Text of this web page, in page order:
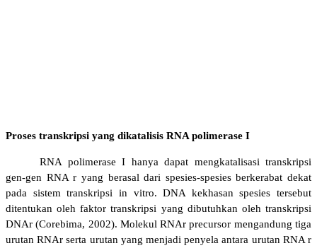
Proses transkripsi yang dikatalisis RNA polimerase I
RNA polimerase I hanya dapat mengkatalisasi transkripsi
gen-gen RNA r yang berasal dari spesies-spesies berkerabat dekat
pada sistem transkripsi in vitro. DNA kekhasan spesies tersebut
ditentukan oleh faktor transkripsi yang dibutuhkan oleh transkripsi
DNAr (Corebima, 2002). Molekul RNAr precursor mengandung tiga
urutan RNAr serta urutan yang menjadi penyela antara urutan RNA r